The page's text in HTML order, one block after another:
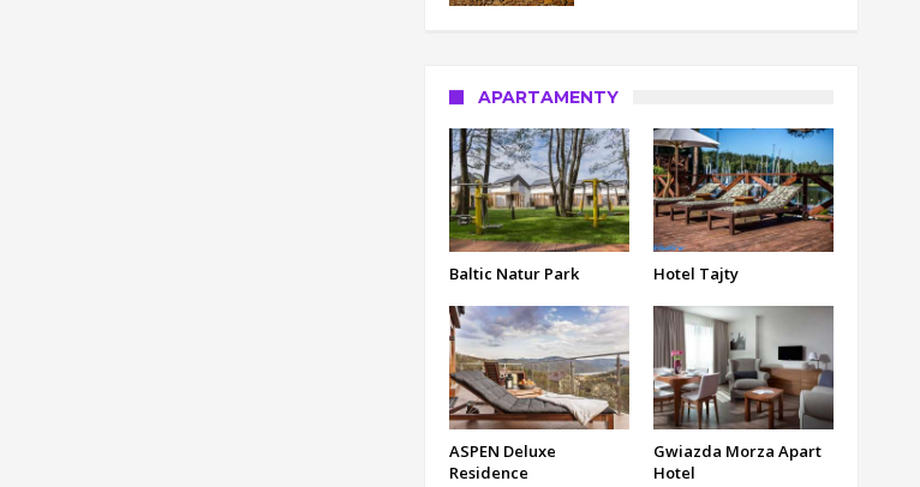
APARTAMENTY
Baltic Natur Park Hotel Tajty
ASPEN Deluxe
Residence
Gwiazda Morza Apart
Hotel